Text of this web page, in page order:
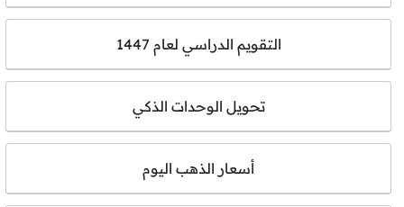
التقويم الدراسي لعام 1447
تحويل الوحدات الذكي
أسعار الذهب اليوم